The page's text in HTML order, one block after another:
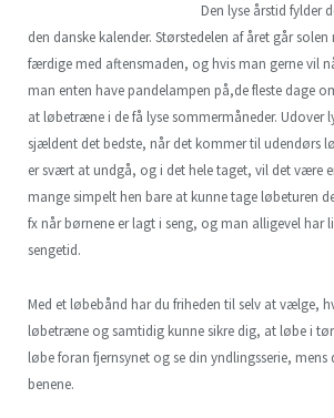
Den lyse årstid fylder
den danske kalender. Størstedelen af året går
færdige med aftensmaden, og hvis man gerne vil
man enten have pandelampen på,de fleste dage
at løbetræne i de få lyse sommermåneder. Udover
sjældent det bedste, når det kommer til udendørs
er svært at undgå, og i det hele taget, vil det være
mange simpelt hen bare at kunne tage løbeturen
fx når børnene er lagt i seng, og man alligevel har
sengetid.
Med et løbebånd har du friheden til selv at vælge,
løbetræne og samtidig kunne sikre dig, at løbe i
løbe foran fjernsynet og se din yndlingsserie,
benene.